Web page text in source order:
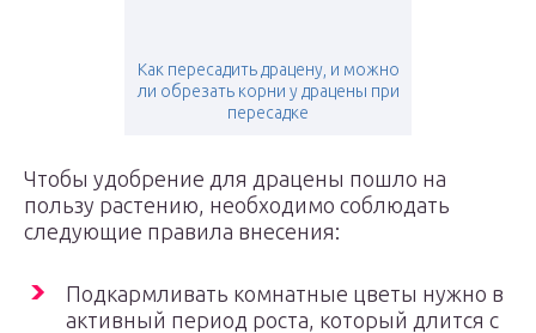
Как пересадить драцену, и можно
ли обрезать корни у драцены при
пересадке
Чтобы удобрение для драцены пошло на
пользу растению, необходимо соблюдать
следующие правила внесения:
Подкармливать комнатные цветы нужно в
активный период роста, который длится с